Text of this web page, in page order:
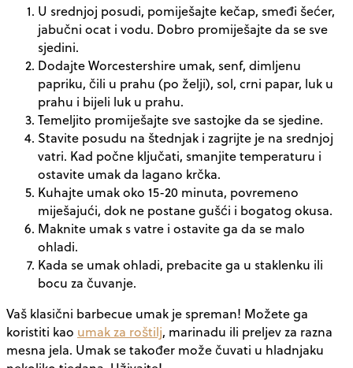
U srednjoj posudi, pomiješajte kečap, smeđi šećer,
jabučni ocat i vodu. Dobro promiješajte da se sve
sjedini.
Dodajte Worcestershire umak, senf, dimljenu
papriku, čili u prahu (po želji), sol, crni papar, luk u
prahu i bijeli luk u prahu.
Temeljito promiješajte sve sastojke da se sjedine.
Stavite posudu na štednjak i zagrijte je na srednjoj
vatri. Kad počne ključati, smanjite temperaturu i
ostavite umak da lagano krčka.
Kuhajte umak oko 15-20 minuta, povremeno
miješajući, dok ne postane gušći i bogatog okusa.
Maknite umak s vatre i ostavite ga da se malo
ohladi.
Kada se umak ohladi, prebacite ga u staklenku ili
bocu za čuvanje.
Vaš klasični barbecue umak je spreman! Možete ga
koristiti kao umak za roštilj, marinadu ili preljev za razna
mesna jela. Umak se također može čuvati u hladnjaku